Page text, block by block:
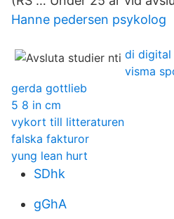
Hanne pedersen psykolog
di digital
visma
gerda gottlieb
5 8 in cm
vykort till litteraturen
falska fakturor
yung lean hurt
SDhk
gGhA